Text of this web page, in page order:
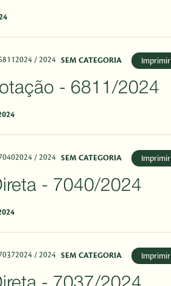
/ 2024 SEM CATEGORIA Imprimir
- 6811/2024
/ 2024 SEM CATEGORIA Imprimir
- 7040/2024
/ 2024 SEM CATEGORIA Imprimir